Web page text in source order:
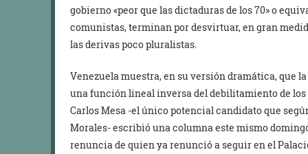
gobierno «peor que las dictaduras de los 70» o
comunistas, terminan por desvirtuar, en gran
las derivas poco pluralistas.
Venezuela muestra, en su versión dramática, que
una función lineal inversa del debilitamiento de los
Carlos Mesa -el único potencial candidato que
Morales- escribió una columna este mismo
renuncia de quien ya renunció a seguir en el